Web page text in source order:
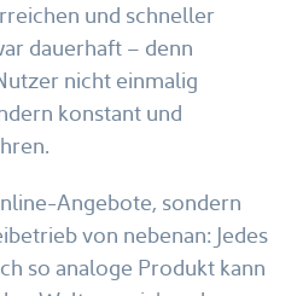
und schneller
dauerhaft – denn
nicht einmalig
konstant und
Angebote, sondern
von nebenan: Jedes
so analoge Produkt kann